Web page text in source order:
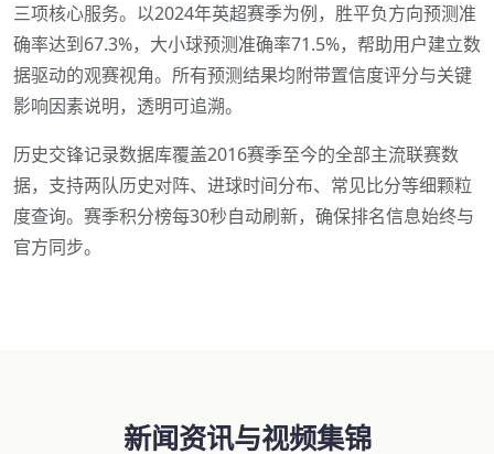
三项核心服务。以2024年英超赛季为例，胜平负方向预测准
确率达到67.3%，大小球预测准确率71.5%，帮助用户建立数
据驱动的观赛视角。所有预测结果均附带置信度评分与关键
影响因素说明，透明可追溯。
历史交锋记录数据库覆盖2016赛季至今的全部主流联赛数
据，支持两队历史对阵、进球时间分布、常见比分等细颗粒
度查询。赛季积分榜每30秒自动刷新，确保排名信息始终与
官方同步。
新闻资讯与视频集锦